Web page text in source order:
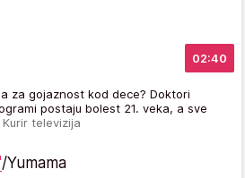
02:40
za gojaznost kod dece? Doktori
postaju bolest 21. veka, a sve
Kurir televizija
/Yumama